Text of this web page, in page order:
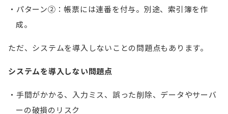
パターン②：帳票には連番を付与。別途、索引簿を作
成。
ただ、システムを導入しないことの問題点もあります。
システムを導入しない問題点
手間がかかる、入力ミス、誤った削除、データやサーバ
ーの破損のリスク